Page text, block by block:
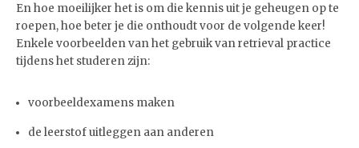
En hoe moeilijker het is om die kennis uit je geheugen op te
roepen, hoe beter je die onthoudt voor de volgende keer!
Enkele voorbeelden van het gebruik van retrieval practice
tijdens het studeren zijn:
voorbeeldexamens maken
de leerstof uitleggen aan anderen